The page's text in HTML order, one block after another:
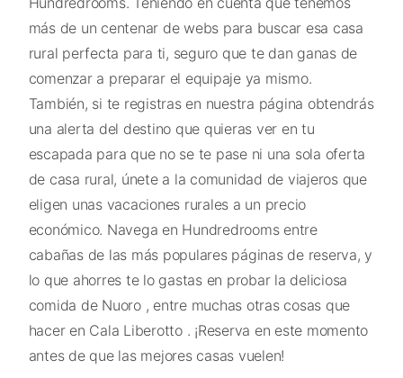
más de un centenar de webs para buscar esa casa
rural perfecta para ti, seguro que te dan ganas de
comenzar a preparar el equipaje ya mismo.
También, si te registras en nuestra página obtendrás
una alerta del destino que quieras ver en tu
escapada para que no se te pase ni una sola oferta
de casa rural, únete a la comunidad de viajeros que
eligen unas vacaciones rurales a un precio
económico. Navega en Hundredrooms entre
cabañas de las más populares páginas de reserva, y
lo que ahorres te lo gastas en probar la deliciosa
comida de Nuoro , entre muchas otras cosas que
hacer en Cala Liberotto . ¡Reserva en este momento
antes de que las mejores casas vuelen!